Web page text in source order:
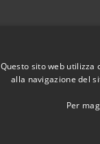
Questo sito web
alla navigazione del
Per